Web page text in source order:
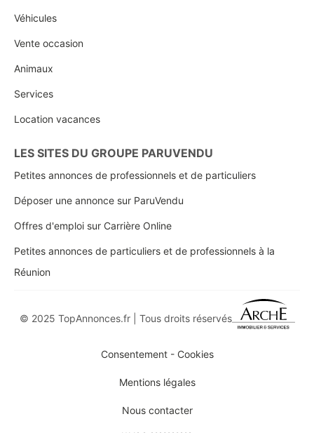
Véhicules
Vente occasion
Animaux
Services
Location vacances
LES SITES DU GROUPE PARUVENDU
Petites annonces de professionnels et de particuliers
Déposer une annonce sur ParuVendu
Offres d'emploi sur Carrière Online
Petites annonces de particuliers et de professionnels à la
Réunion
© 2025 TopAnnonces.fr | Tous droits réservés
Consentement - Cookies
Mentions légales
Nous contacter